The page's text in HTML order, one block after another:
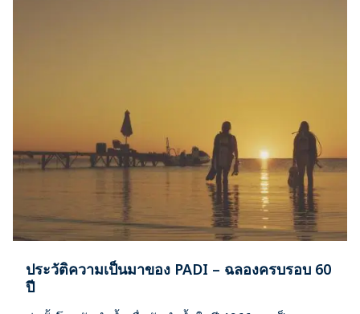
ประวัติความเป็นมาของ PADI – ฉลองครบรอบ 60
ปี